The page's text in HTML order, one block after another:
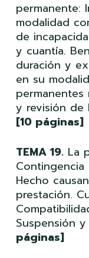
permanente:
modalidad
de
y cuantía.
duración y
en su
permanentes
y revisión de
[10 páginas]
TEMA 19. La
Hecho
prestación.
Suspensión
páginas]